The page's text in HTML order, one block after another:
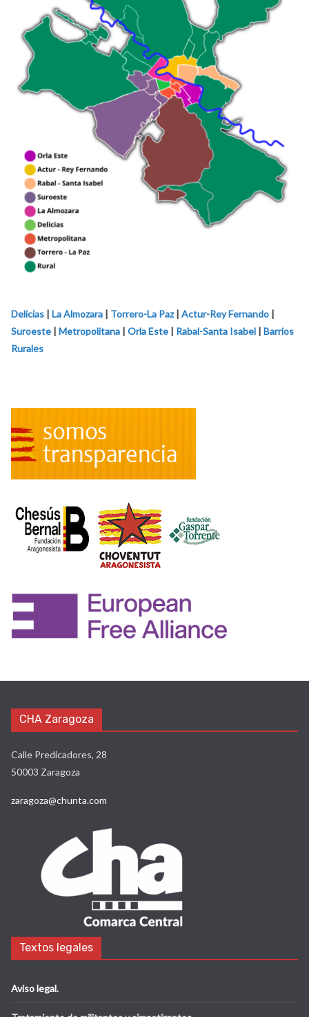
Delicias | La Almozara | Torrero-La Paz| Actur-Rey Fernando |
Suroeste | Metropolitana | Orla Este | Rabal-Santa Isabel | Barrios
Rurales
CHA Zaragoza
Calle Predicadores, 28
50003 Zaragoza
zaragoza@chunta.com
Textos legales
Aviso legal.